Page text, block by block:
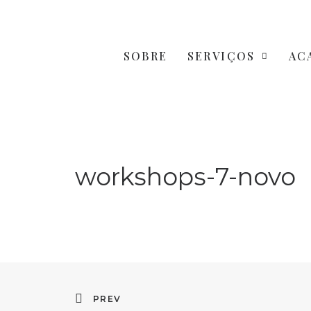
SOBRE SERVIÇOS
workshops-7-novo
PREV